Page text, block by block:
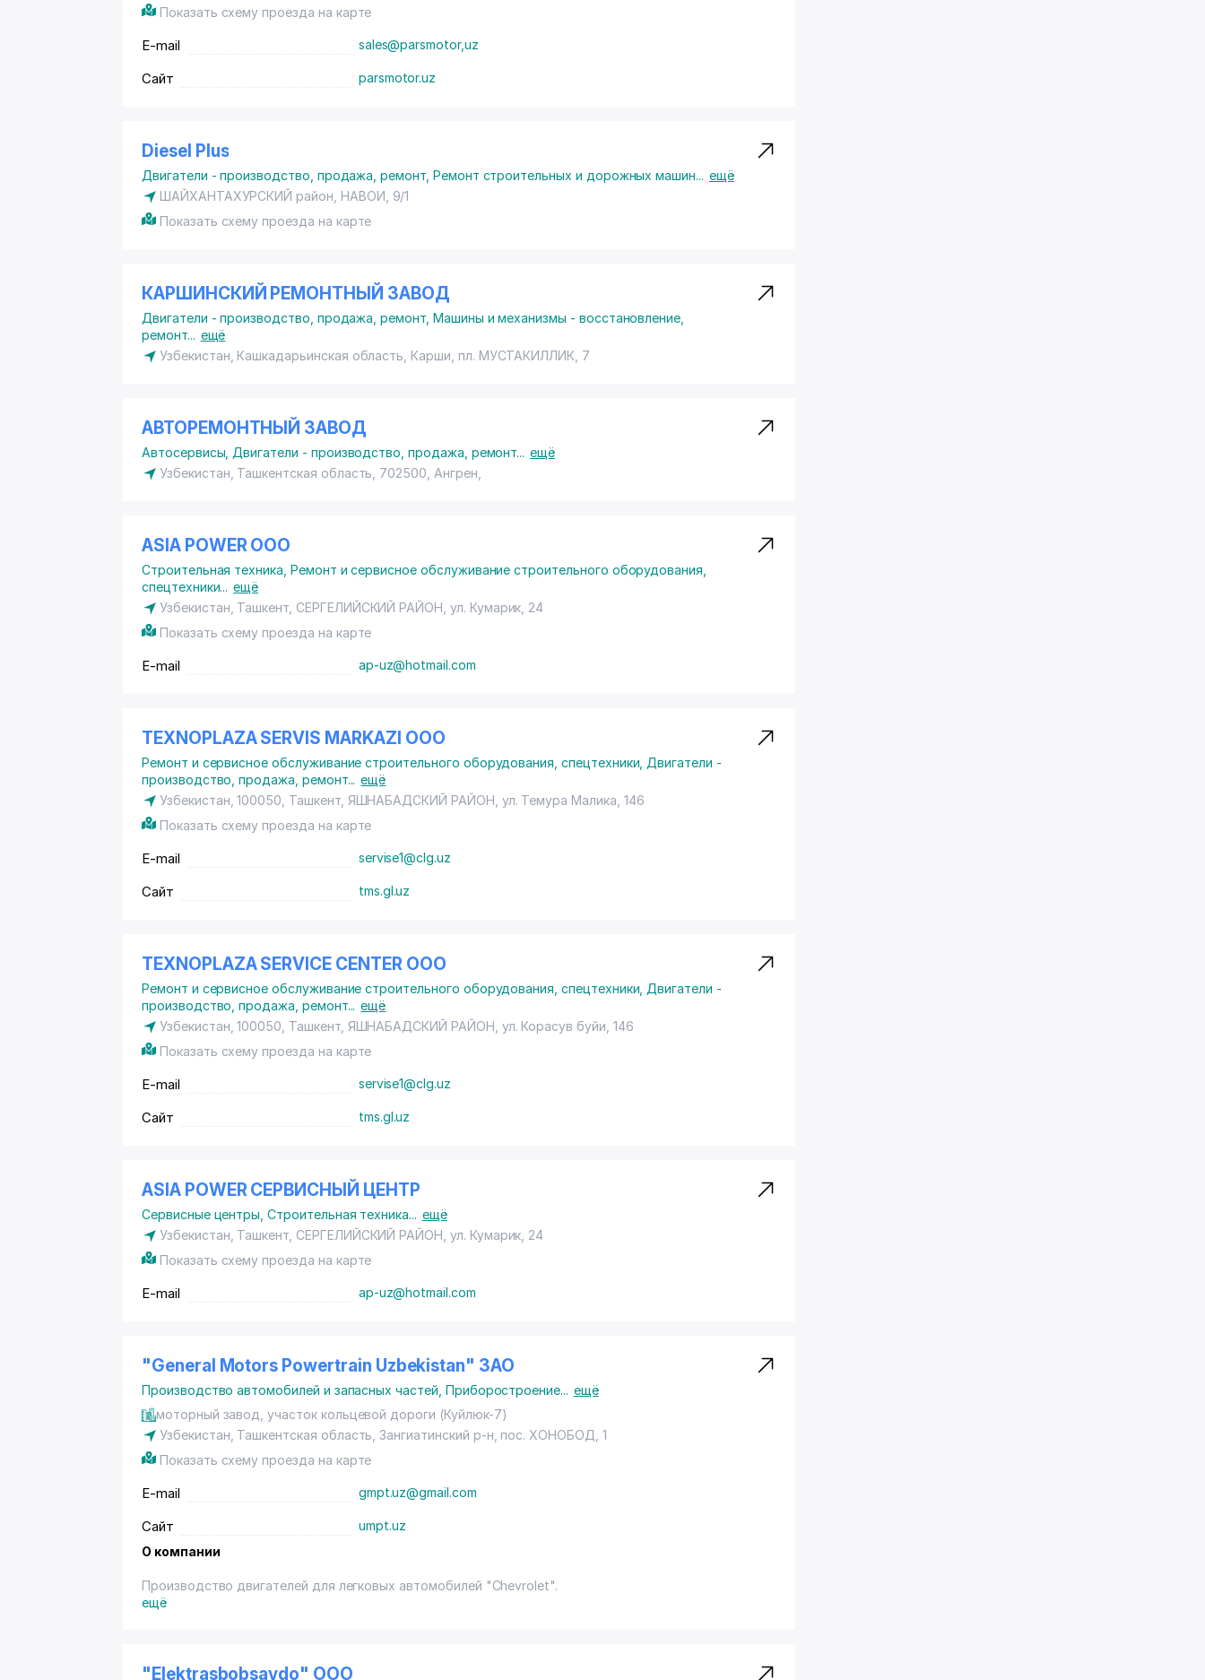
Показать схему проезда на карте
E-mail sales@parsmotor,uz
Сайт parsmotor.uz
Diesel Plus
Двигатели - производство, продажа, ремонт, Ремонт строительных и дорожных машин... ещё
ШАЙХАНТАХУРСКИЙ район , НАВОИ, 9/1
Показать схему проезда на карте
КАРШИНСКИЙ РЕМОНТНЫЙ ЗАВОД
Двигатели - производство, продажа, ремонт, Машины и механизмы - восстановление,
ремонт... ещё
Узбекистан, Кашкадарьинская область, Карши, пл. МУСТАКИЛЛИК , 7
АВТОРЕМОНТНЫЙ ЗАВОД
Автосервисы Двигатели - производство, продажа, ремонт... ещё
Узбекистан, Ташкентская область, 702500, Ангрен,
ASIA POWER ООО
Строительная техника Ремонт и сервисное обслуживание строительного оборудования,
спецтехники... ещё
Узбекистан, Ташкент, СЕРГЕЛИЙСКИЙ РАЙОН ул. Кумарик , 24
Показать схему проезда на карте
E-mail ap-uz@hotmail.com
TEXNOPLAZA SERVIS MARKAZI ООО
Ремонт и сервисное обслуживание строительного оборудования, спецтехники Двигатели -
производство, продажа, ремонт... ещё
Узбекистан, 100050, Ташкент, ЯШНАБАДСКИЙ РАЙОН ул. Темура Малика , 146
Показать схему проезда на карте
E-mail servise1@clg.uz
Сайт tms.gl.uz
TEXNOPLAZA SERVICE CENTER ООО
Ремонт и сервисное обслуживание строительного оборудования, спецтехники Двигатели -
производство, продажа, ремонт... ещё
Узбекистан, 100050, Ташкент, ЯШНАБАДСКИЙ РАЙОН ул. Корасув буйи , 146
Показать схему проезда на карте
E-mail servise1@clg.uz
Сайт tms.gl.uz
ASIA POWER СЕРВИСНЫЙ ЦЕНТР
Сервисные центры ,Строительная техника... ещё
Узбекистан, Ташкент, СЕРГЕЛИЙСКИЙ РАЙОН ул. Кумарик , 24
Показать схему проезда на карте
E-mail ap-uz@hotmail.com
"General Motors Powertrain Uzbekistan" ЗАО
Производство автомобилей и запасных частей Приборостроение... ещё
моторный завод, участок кольцевой дороги (Куйлюк-7)
Узбекистан, Ташкентская область,Зангиатинский р-н пос. ХОНОБОД , 1
Показать схему проезда на карте
E-mail gmpt.uz@gmail.com
Сайт
umpt.uz
О компании
Производство двигателей для легковых автомобилей "Chevrolet".
ещё
"Elektrasbobsavdo" ООО